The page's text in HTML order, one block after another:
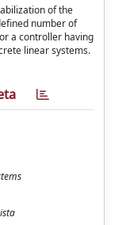
of the
number of
a controller having
linear systems.